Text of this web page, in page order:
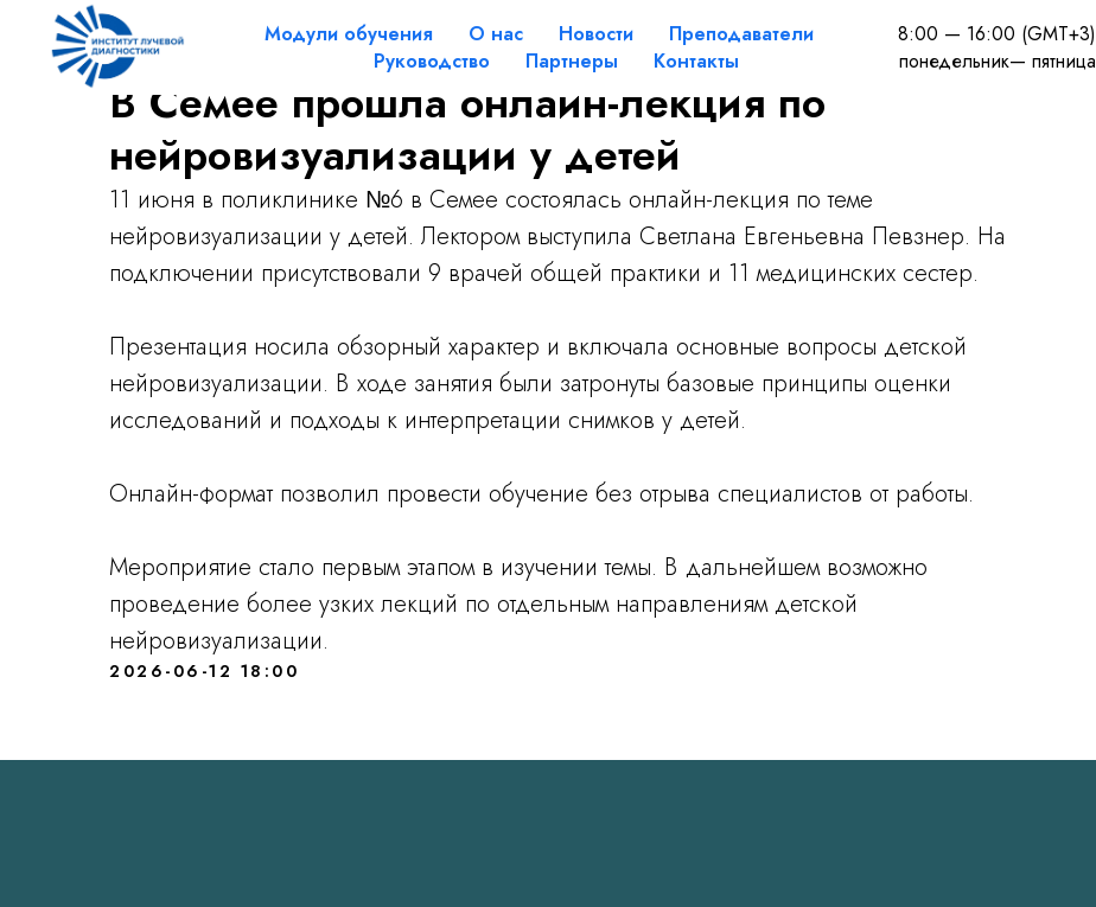
Модули обучения О нас Новости
Преподаватели
Руководство
Партнеры Контакты
8:00 — 16:00 (GMT+3)
понедельник— пятница
В Семее прошла онлайн-лекция по
нейровизуализации у детей
11 июня в поликлинике №6 в Семее состоялась онлайн-лекция по теме
нейровизуализации у детей. Лектором выступила Светлана Евгеньевна Певзнер. На
подключении присутствовали 9 врачей общей практики и 11 медицинских сестер.
Презентация носила обзорный характер и включала основные вопросы детской
нейровизуализации. В ходе занятия были затронуты базовые принципы оценки
исследований и подходы к интерпретации снимков у детей.
Онлайн-формат позволил провести обучение без отрыва специалистов от работы.
Мероприятие стало первым этапом в изучении темы. В дальнейшем возможно
проведение более узких лекций по отдельным направлениям детской
нейровизуализации.
2026-06-12 18:00